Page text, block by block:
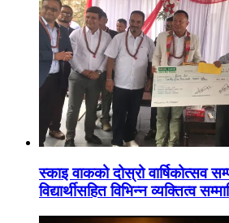
स्काइ वाकको दोस्रो वार्षिकोत्सव
विद्यार्थीसहित विभिन्न व्यक्तित्व